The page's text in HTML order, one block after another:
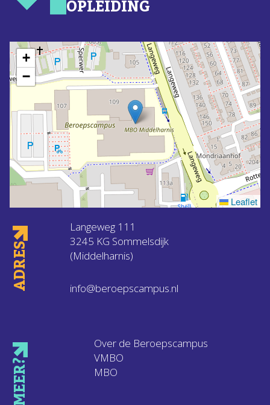
OPLEIDING
+
−
Leaflet
ADRES
Langeweg 111
3245 KG Sommelsdijk
(Middelharnis)
info@beroepscampus.nl
MEER?
Over de Beroepscampus
VMBO
MBO